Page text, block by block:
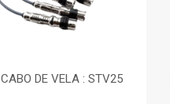
CABO DE VELA : STV25